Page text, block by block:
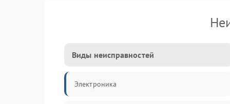
Виды неисправностей
Электроника